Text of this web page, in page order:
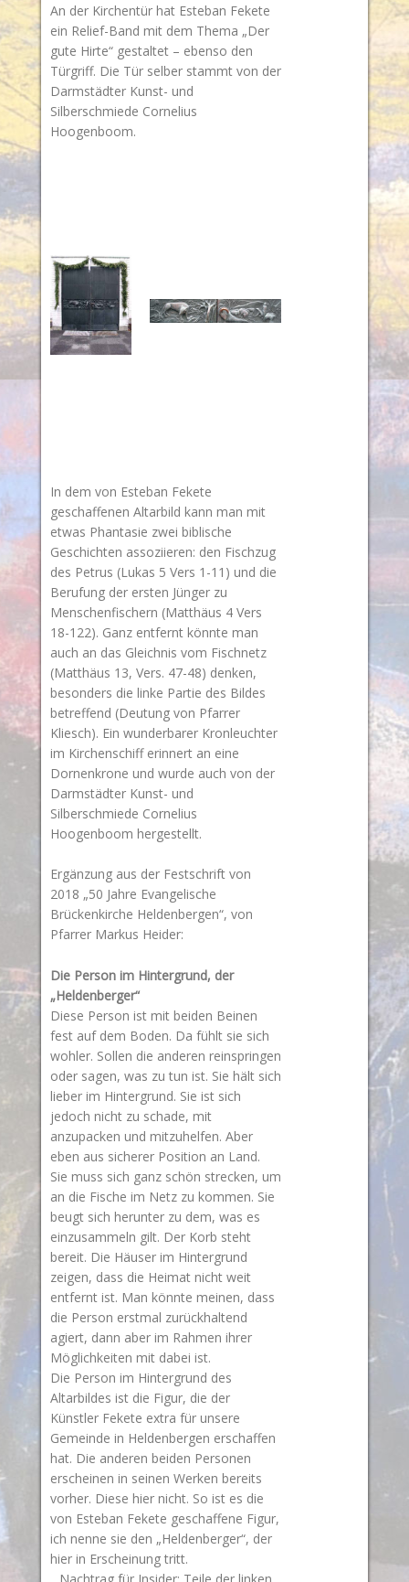
An der Kirchentür hat Esteban Fekete
ein Relief-Band mit dem Thema „Der
gute Hirte“ gestaltet – ebenso den
Türgriff. Die Tür selber stammt von der
Darmstädter Kunst- und
Silberschmiede Cornelius
Hoogenboom.
In dem von Esteban Fekete
geschaffenen Altarbild kann man mit
etwas Phantasie zwei biblische
Geschichten assoziieren: den Fischzug
des Petrus (Lukas 5 Vers 1-11) und die
Berufung der ersten Jünger zu
Menschenfischern (Matthäus 4 Vers
18-122). Ganz entfernt könnte man
auch an das Gleichnis vom Fischnetz
(Matthäus 13, Vers. 47-48) denken,
besonders die linke Partie des Bildes
betreffend (Deutung von Pfarrer
Kliesch). Ein wunderbarer Kronleuchter
im Kirchenschiff erinnert an eine
Dornenkrone und wurde auch von der
Darmstädter Kunst- und
Silberschmiede Cornelius
Hoogenboom hergestellt.
Ergänzung aus der Festschrift von
2018 „50 Jahre Evangelische
Brückenkirche Heldenbergen“, von
Pfarrer Markus Heider:
Die Person im Hintergrund, der
„Heldenberger“
Diese Person ist mit beiden Beinen
fest auf dem Boden. Da fühlt sie sich
wohler. Sollen die anderen reinspringen
oder sagen, was zu tun ist. Sie hält sich
lieber im Hintergrund. Sie ist sich
jedoch nicht zu schade, mit
anzupacken und mitzuhelfen. Aber
eben aus sicherer Position an Land.
Sie muss sich ganz schön strecken, um
an die Fische im Netz zu kommen. Sie
beugt sich herunter zu dem, was es
einzusammeln gilt. Der Korb steht
bereit. Die Häuser im Hintergrund
zeigen, dass die Heimat nicht weit
entfernt ist. Man könnte meinen, dass
die Person erstmal zurückhaltend
agiert, dann aber im Rahmen ihrer
Möglichkeiten mit dabei ist.
Die Person im Hintergrund des
Altarbildes ist die Figur, die der
Künstler Fekete extra für unsere
Gemeinde in Heldenbergen erschaffen
hat. Die anderen beiden Personen
erscheinen in seinen Werken bereits
vorher. Diese hier nicht. So ist es die
von Esteban Fekete geschaffene Figur,
ich nenne sie den „Heldenberger“, der
hier in Erscheinung tritt.